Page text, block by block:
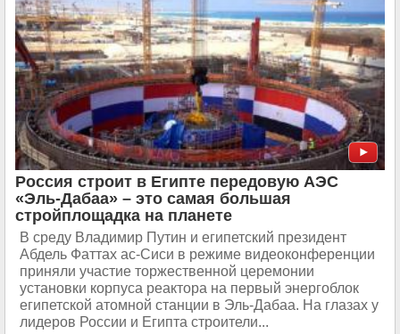
Россия строит в Египте передовую АЭС
«Эль-Дабаа» – это самая большая
стройплощадка на планете
В среду Владимир Путин и египетский президент
Абдель Фаттах ас-Сиси в режиме видеоконференции
приняли участие торжественной церемонии
установки корпуса реактора на первый энергоблок
египетской атомной станции в Эль-Дабаа. На глазах у
лидеров России и Египта строители...